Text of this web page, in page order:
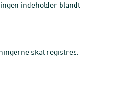
indeholder blandt
skal registres.